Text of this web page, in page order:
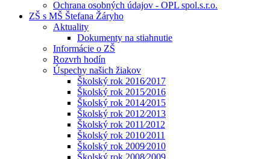
Ochrana osobných údajov - OPL spol.s.r.o.
ZŠ s MŠ Štefana Žáryho
Aktuality
Dokumenty na stiahnutie
Informácie o ZŠ
Rozvrh hodín
Úspechy našich žiakov
Školský rok 2016⁄2017
Školský rok 2015⁄2016
Školský rok 2014⁄2015
Školský rok 2012⁄2013
Školský rok 2011⁄2012
Školský rok 2010⁄2011
Školský rok 2009⁄2010
Školský rok 2008⁄2009